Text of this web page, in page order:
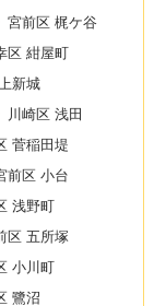
宮前区 梶ケ谷
区 紺屋町
新城
川崎区 浅田
菅稲田堤
前区 小台
浅野町
区 五所塚
小川町
鷺沼